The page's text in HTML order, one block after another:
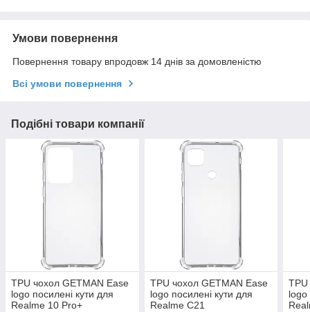
Умови повернення
Повернення товару впродовж 14 днів за домовленістю
Всі умови повернення
Подібні товари компанії
TPU чохол GETMAN Ease
logo посилені кути для
Realme 10 Pro+
TPU чохол GETMAN Ease
logo посилені кути для
Realme C21
logo